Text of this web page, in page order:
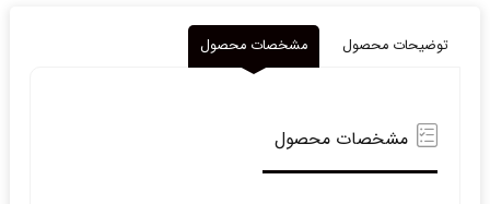
توضیحات محصول مشخصات محصول
مشخصات محصول